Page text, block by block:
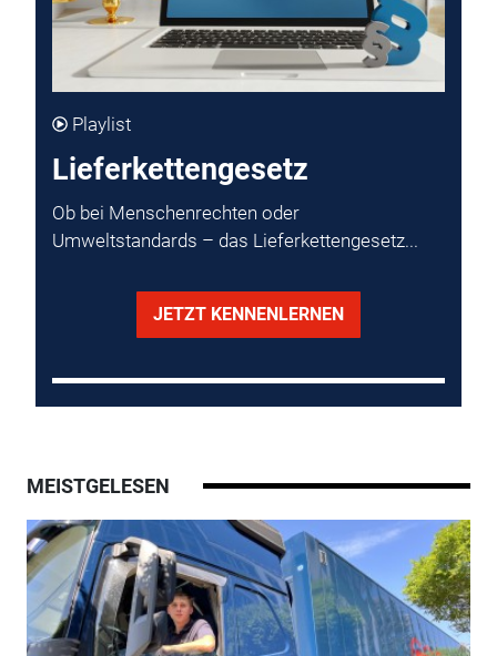
Playlist
Lieferkettengesetz
Ob bei Menschenrechten oder
Umweltstandards – das Lieferkettengesetz...
JETZT KENNENLERNEN
MEISTGELESEN